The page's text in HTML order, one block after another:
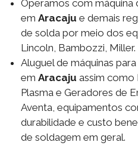
Operamos com máquina
em Aracaju e demais
de solda por meio dos
Lincoln, Bambozzi, Miller.
Aluguel de máquinas
em Aracaju assim como
Plasma e Geradores de
Aventa, equipamentos
durabilidade e custo
de soldagem em geral.